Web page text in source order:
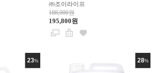
㈜조이라이프
188,000원
195,800원
23% 28%